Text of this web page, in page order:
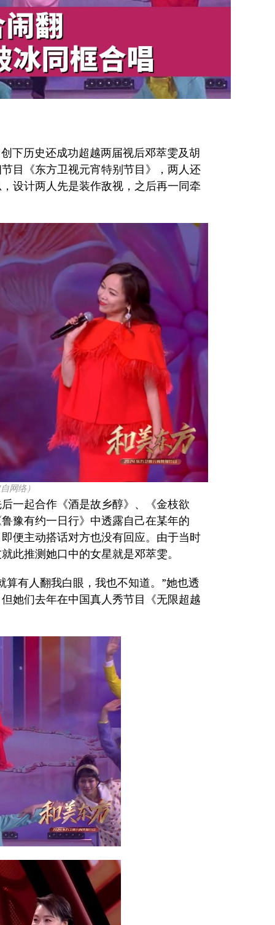
下历史还成功超越两届视后邓萃雯及胡
目《东方卫视元宵特别节目》，两人还
设计两人先是装作敌视，之后再一同牵
网络）
一起合作《酒是故乡醇》、《金枝欲
豫有约一日行》中透露自己在某年的
便主动搭话对方也没有回应。由于当时
此推测她口中的女星就是邓萃雯。
有人翻我白眼，我也不知道。”她也透
她们去年在中国真人秀节目《无限超越